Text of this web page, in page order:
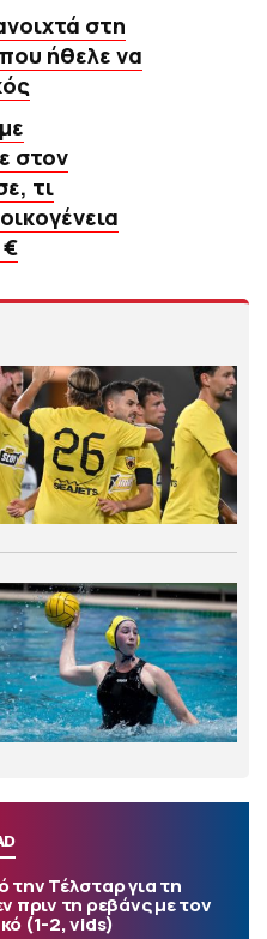
στη
ήθελε να
στον
τι
την Τέλσταρ για τη
πριν τη ρεβάνς με τον
(1-2, vids)